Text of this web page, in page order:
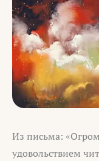
Из письма:
удовольствием